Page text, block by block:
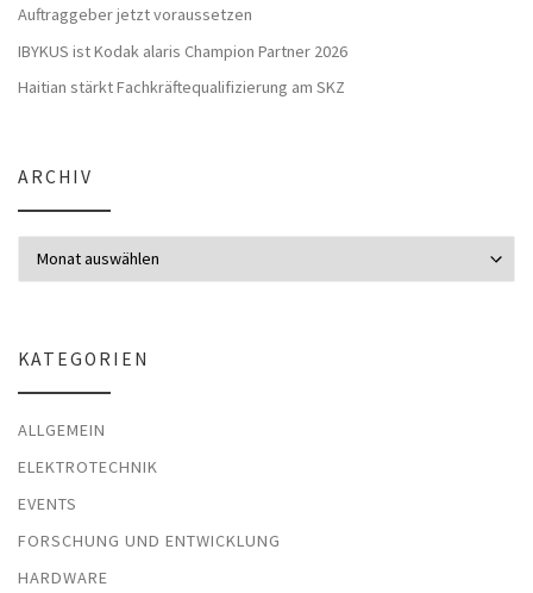
Auftraggeber jetzt voraussetzen
IBYKUS ist Kodak alaris Champion Partner 2026
Haitian stärkt Fachkräftequalifizierung am SKZ
ARCHIV
KATEGORIEN
ALLGEMEIN
ELEKTROTECHNIK
EVENTS
FORSCHUNG UND ENTWICKLUNG
HARDWARE